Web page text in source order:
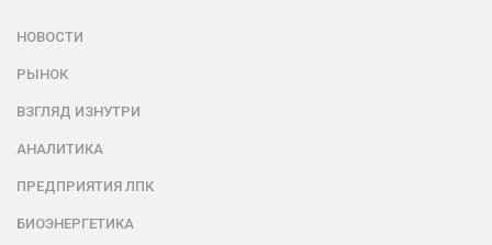
НОВОСТИ
РЫНОК
ВЗГЛЯД ИЗНУТРИ
АНАЛИТИКА
ПРЕДПРИЯТИЯ ЛПК
БИОЭНЕРГЕТИКА